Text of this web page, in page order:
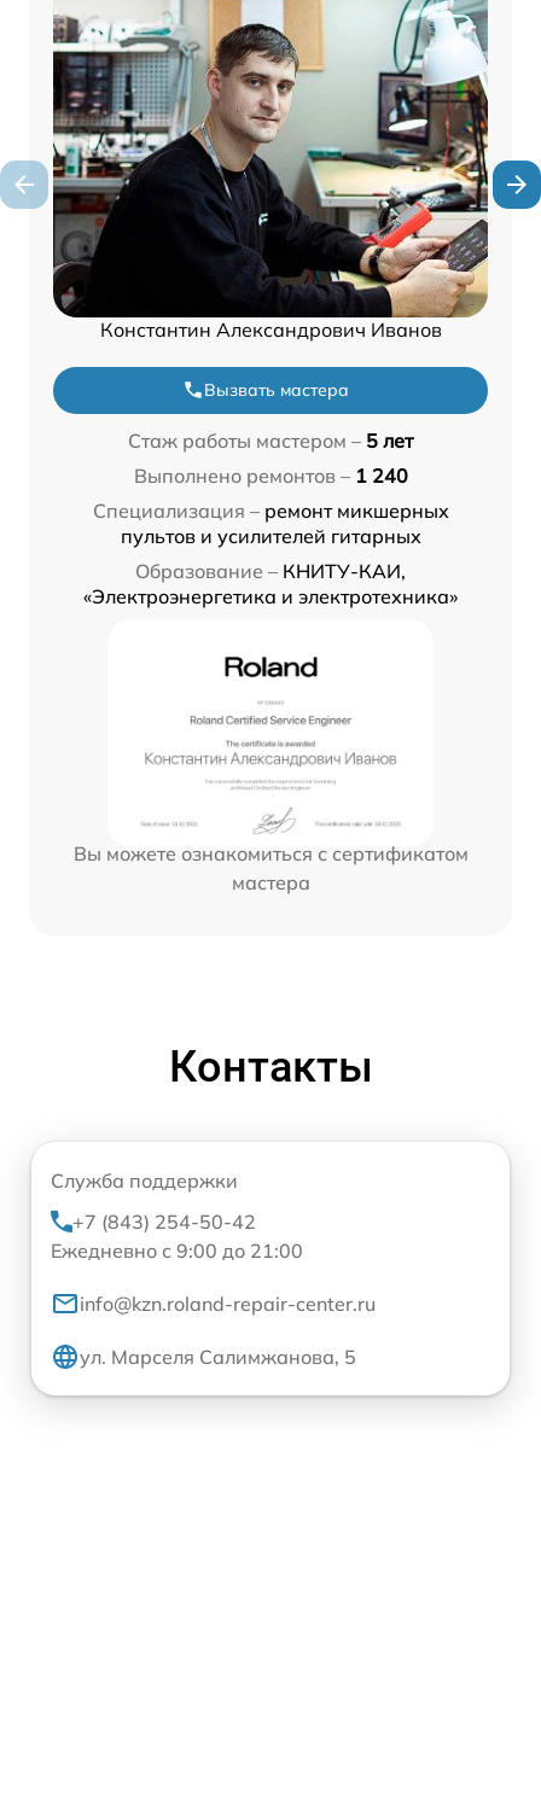
Константин Александрович Иванов
Вызвать мастера
Стаж работы мастером – 5 лет
Выполнено ремонтов – 1 240
Специализация – ремонт микшерных
пультов и усилителей гитарных
Образование – КНИТУ-КАИ,
«Электроэнергетика и электротехника»
Вы можете ознакомиться с сертификатом
мастера
Контакты
Служба поддержки
+7 (843) 254-50-42
Ежедневно с 9:00 до 21:00
info@kzn.roland-repair-center.ru
ул. Марселя Салимжанова, 5